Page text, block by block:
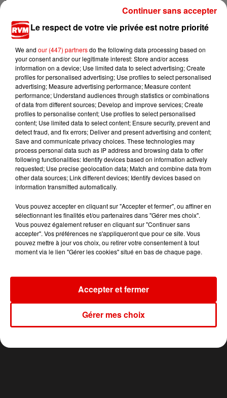
Ardennes - Des Ardennais au casting du film «
Les Gendarmes »
TITRES DIFFUSÉS
14h06
14h06
AVA MAX
Everytime I Cry
(stronger)
14h03
14h03
GIMS
Soleil
14h00
14h00
ARIANA GRANDE
Hate That I Made
You Love Me
Le respect de votre vie privée est notre priorité
We and our (447) partnersdo the following data processing based on
your consent and/or our legitimate interest: Store and/or access
information on a device; Use limited data to select advertising; Create
profiles for personalised advertising; Use profiles to select personalised
advertising; Measure advertising performance; Measure content
performance; Understand audiences through statistics or combinations
of data from different sources; Develop and improve services; Create
profiles to personalise content; Use profiles to select personalised
content; Use limited data to select content; Ensure security, prevent and
detect fraud, and fix errors; Deliver and present advertising and content;
Save and communicate privacy choices. These technologies may
process personal data such as IP address and browsing data to offer
following functionalities: Identify devices based on information actively
requested; Use precise geolocation data; Match and combine data from
other data sources; Link different devices; Identify devices based on
information transmitted automatically.
Vous pouvez accepter en cliquant sur "Accepter et fermer", ou affiner en
sélectionnant les finalités et/ou partenaires dans "Gérer mes choix".
Vous pouvez également refuser en cliquant sur "Continuer sans
accepter". Vos préférences ne s'appliqueront que pour ce site. Vous
pouvez mettre à jour vos choix, ou retirer votre consentement à tout
moment via le lien "Gérer les cookies" situé en bas de chaque page.
Gérer mes choix
Accepter et fermer
Continuer sans accepter